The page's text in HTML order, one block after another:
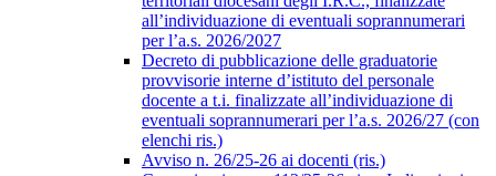
all’individuazione di eventuali soprannumerari
per l’a.s. 2026/2027
Decreto di pubblicazione delle graduatorie
provvisorie interne d’istituto del personale
docente a t.i. finalizzate all’individuazione di
eventuali soprannumerari per l’a.s. 2026/27 (con
elenchi ris.)
Avviso n. 26/25-26 ai docenti (ris.)